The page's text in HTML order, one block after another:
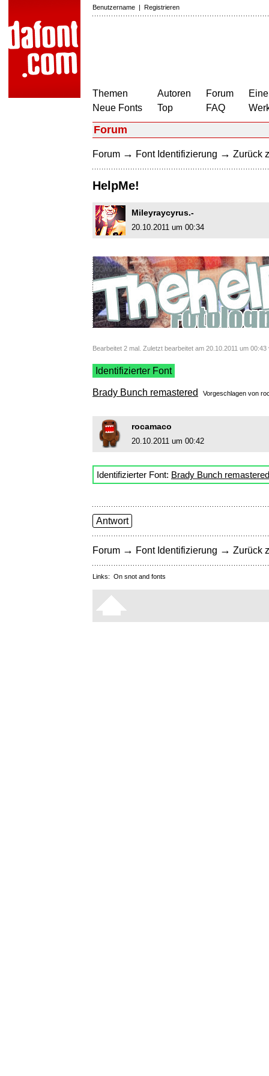
Benutzername | Registrieren
Themen
Neue Fonts
Autoren
Top
Forum
FAQ
Forum
Forum → Font Identifizierung → Zurück
HelpMe!
Mileyraycyrus.-
20.10.2011 um 00:34
Bearbeitet 2 mal. Zuletzt bearbeitet am 20.10.2011 um
Identifizierter Font
Brady Bunch remastered Vorgeschlagen von
rocamaco
20.10.2011 um 00:42
Identifizierter Font: Brady Bunch remastered
Antwort
Forum → Font Identifizierung → Zurück
Links: On snot and fonts